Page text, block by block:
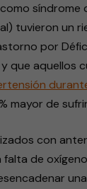
síndrome
tuvieron un
por
que aquellos
mayor de
con
de